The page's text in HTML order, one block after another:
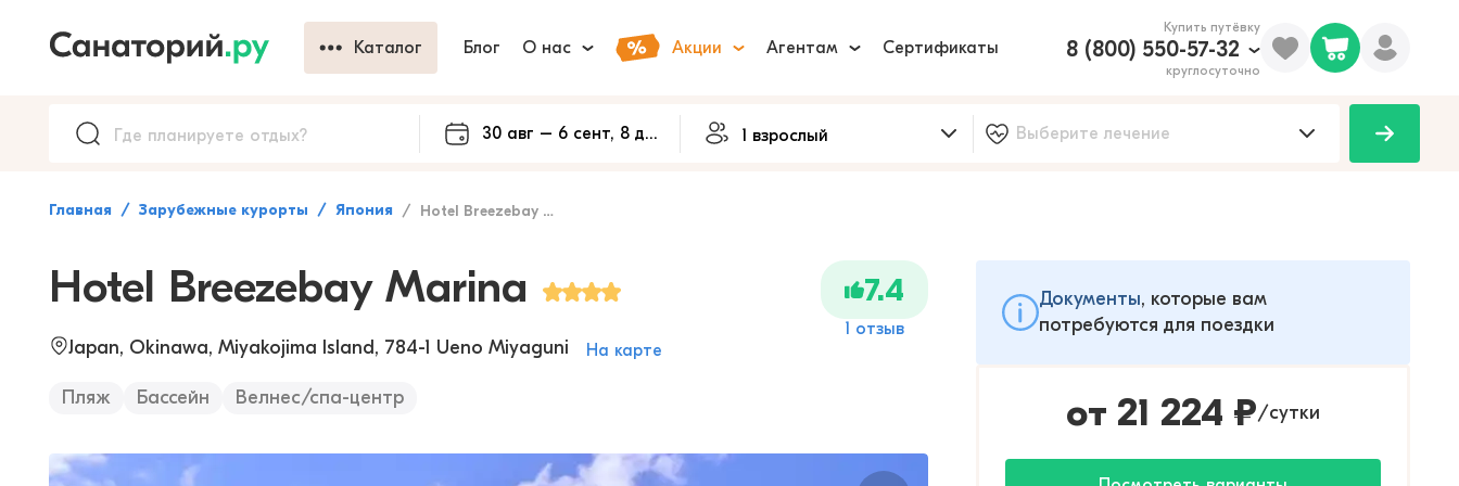
Каталог Блог О нас Акции Агентам Сертификаты
Купить путёвку
8 (800) 550-57-32
круглосуточно
Главная Зарубежные курорты Япония Hotel Breezebay Marina
Hotel Breezebay Marina
Japan, Okinawa, Miyakojima Island, 784-1 Ueno Miyaguni На карте
Пляж Бассейн Велнес/спа-центр
7.4
1 отзыв
Документы, которые вам
потребуются для поездки
от 21 224 ₽/сутки